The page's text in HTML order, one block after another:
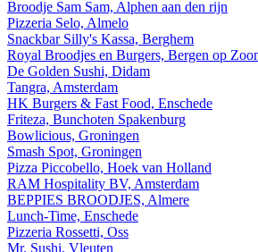
Broodje Sam Sam, Alphen aan den rijn
Pizzeria Selo, Almelo
Snackbar Silly's Kassa, Berghem
Royal Broodjes en Burgers, Bergen op
De Golden Sushi, Didam
Tangra, Amsterdam
HK Burgers & Fast Food, Enschede
Friteza, Bunchoten Spakenburg
Bowlicious, Groningen
Smash Spot, Groningen
Pizza Piccobello, Hoek van Holland
RAM Hospitality BV, Amsterdam
BEPPIES BROODJES, Almere
Lunch-Time, Enschede
Pizzeria Rossetti, Oss
Mr. Sushi, Vleuten